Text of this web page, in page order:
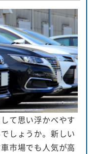
て思い浮かべやす
しょうか。新しい
市場でも人気が高